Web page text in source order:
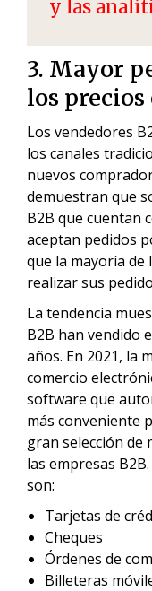
y las
3. Mayor
los precios
Los vendedores
los canales
nuevos
demuestran que
B2B que cuentan
aceptan pedidos
que la mayoría
realizar sus
La tendencia
B2B han vendido
años. En 2021, la
comercio
software que
más conveniente
gran selección de
las empresas
son:
Tarjetas de
Cheques
Órdenes de
Billeteras